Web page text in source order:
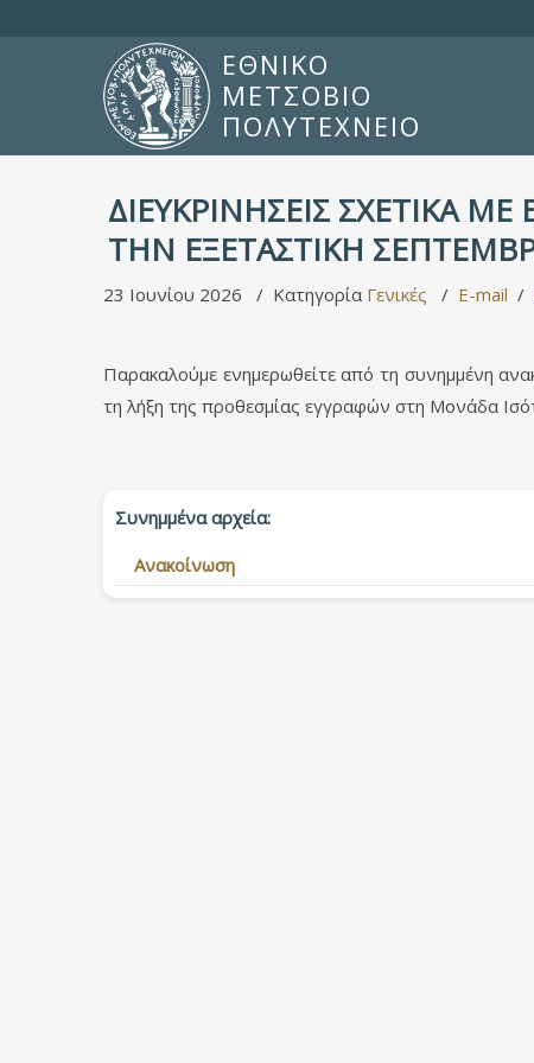
ΕΘΝΙΚΟ
ΜΕΤΣΟΒΙΟ
ΠΟΛΥΤΕΧΝΕΙΟ
ΔΙΕΥΚΡΙΝΗΣΕΙΣ ΣΧΕΤΙΚΑ
ΤΗΝ ΕΞΕΤΑΣΤΙΚΗ
23 Ιουνίου 2026 Κατηγορία Γενικές E-mail
Παρακαλούμε ενημερωθείτε από τη συνημμένη
τη λήξη της προθεσμίας εγγραφών στη Μονάδα
Συνημμένα αρχεία:
Ανακοίνωση